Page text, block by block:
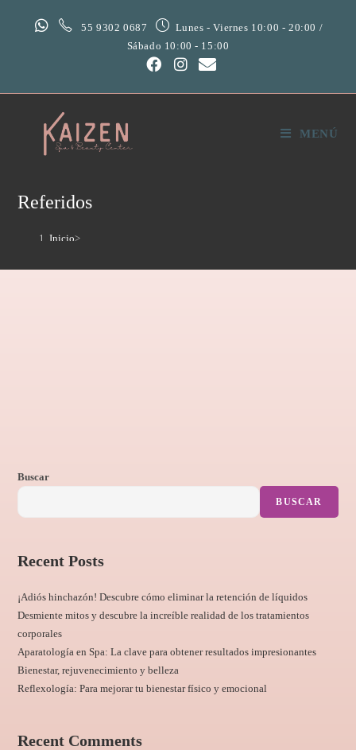
55 9302 0687
Lunes - Viernes 10:00 - 20:00 /
Sábado 10:00 - 15:00
MENÚ
Referidos
Inicio>
Buscar
BUSCAR
Recent Posts
¡Adiós hinchazón! Descubre cómo eliminar la retención de líquidos
Desmiente mitos y descubre la increíble realidad de los tratamientos
corporales
Aparatología en Spa: La clave para obtener resultados impresionantes
Bienestar, rejuvenecimiento y belleza
Reflexología: Para mejorar tu bienestar físico y emocional
Recent Comments